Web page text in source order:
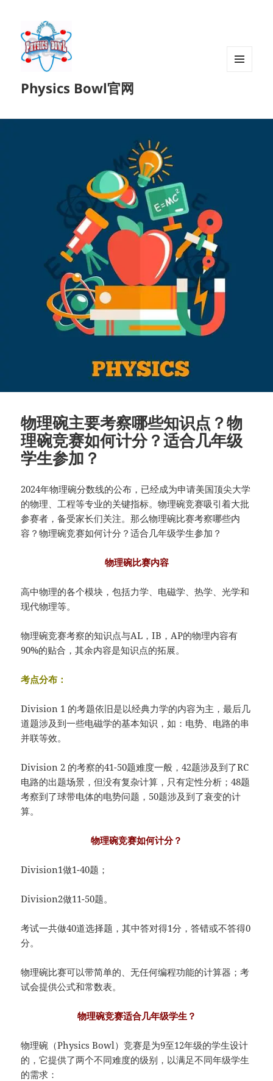
Physics Bowl官网
物理碗主要考察哪些知识点？物
理碗竞赛如何计分？适合几年级
学生参加？
2024年物理碗分数线的公布，已经成为申请美国顶尖大学
的物理、工程等专业的关键指标。物理碗竞赛吸引着大批
参赛者，备受家长们关注。那么物理碗比赛考察哪些内
容？物理碗竞赛如何计分？适合几年级学生参加？
物理碗比赛内容
高中物理的各个模块，包括力学、电磁学、热学、光学和
现代物理等。
物理碗竞赛考察的知识点与AL，IB，AP的物理内容有
90%的贴合，其余内容是知识点的拓展。
考点分布：
Division 1 的考题依旧是以经典力学的内容为主，最后几
道题涉及到一些电磁学的基本知识，如：电势、电路的串
并联等效。
Division 2 的考察的41-50题难度一般，42题涉及到了RC
电路的出题场景，但没有复杂计算，只有定性分析；48题
考察到了球带电体的电势问题，50题涉及到了衰变的计
算。
物理碗竞赛如何计分？
Division1做1-40题；
Division2做11-50题。
考试一共做40道选择题，其中答对得1分，答错或不答得0
分。
物理碗比赛可以带简单的、无任何编程功能的计算器；考
试会提供公式和常数表。
物理碗竞赛适合几年级学生？
物理碗（Physics Bowl）竞赛是为9至12年级的学生设计
的，它提供了两个不同难度的级别，以满足不同年级学生
的需求：